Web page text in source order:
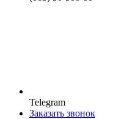
Telegram
Заказать звонок